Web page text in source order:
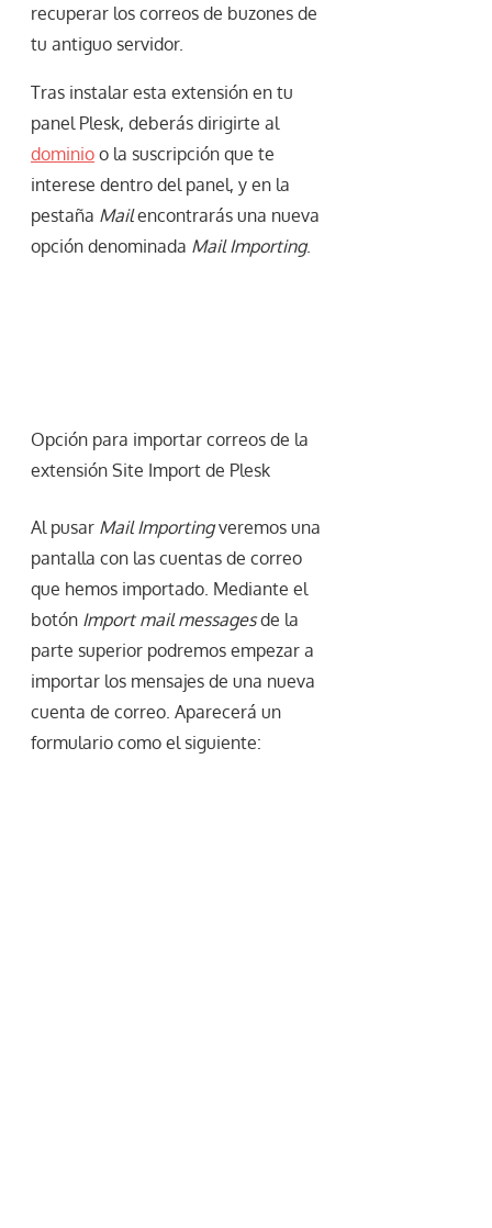
recuperar los correos de buzones de
tu antiguo servidor.
Tras instalar esta extensión en tu
panel Plesk, deberás dirigirte al
dominio o la suscripción que te
interese dentro del panel, y en la
pestaña Mailencontrarás una nueva
opción denominada Mail Importing.
Opción para importar correos de la
extensión Site Import de Plesk
Al pusar Mail Importingveremos una
pantalla con las cuentas de correo
que hemos importado. Mediante el
botón Import mail messagesde la
parte superior podremos empezar a
importar los mensajes de una nueva
cuenta de correo. Aparecerá un
formulario como el siguiente: